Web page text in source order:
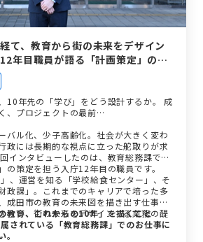
て、教育から街の未来をデザイン
年目職員が語る「計画策定」のリ
10年先の「学び」をどう設計するか。 成
、プロジェクトの最前…
バル化、少子高齢化。社会が大きく変わ
政には長期的な視点に立った舵取りが求
インタビューしたのは、教育総務課で
の策定を担う入庁12年目の職員です。
、運営を知る「学校給食センター」、そ
政課」。これまでのキャリアで培った多
成田市の教育の未来図を描き出す仕事。
合い、街の未来をデザインする業務の醍
教育、これからの10年」を描くこと
れている「教育総務課」でのお仕事に